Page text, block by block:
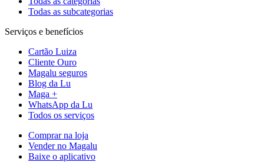
Todas as subcategorias
Serviços e benefícios
Cartão Luiza
Cliente Ouro
Magalu seguros
Blog da Lu
Maga +
WhatsApp da Lu
Todos os serviços
Comprar na loja
Vender no Magalu
Baixe o aplicativo